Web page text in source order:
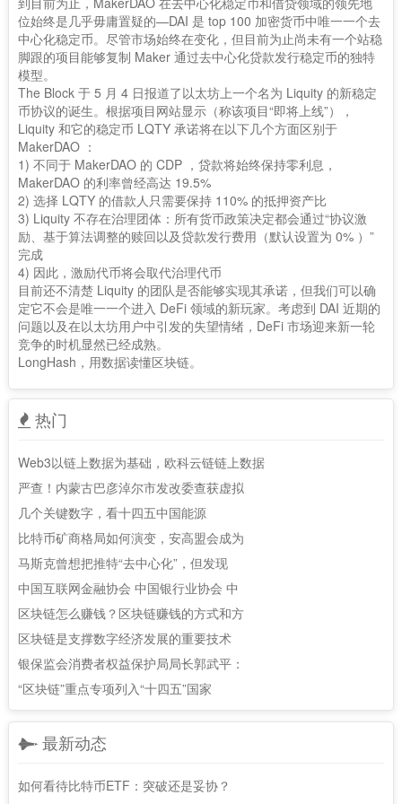
位始终是几乎毋庸置疑的—DAI 是 top 100 加密货币中唯一一个去
中心化稳定币。尽管市场始终在变化，但目前为止尚未有一个站稳
脚跟的项目能够复制 Maker 通过去中心化贷款发行稳定币的独特
模型。
The Block 于 5 月 4 日报道了以太坊上一个名为 Liquity 的新稳定
币协议的诞生。根据项目网站显示（称该项目“即将上线”），
Liquity 和它的稳定币 LQTY 承诺将在以下几个方面区别于
MakerDAO ：
1) 不同于 MakerDAO 的 CDP ，贷款将始终保持零利息，
MakerDAO 的利率曾经高达 19.5%
2) 选择 LQTY 的借款人只需要保持 110% 的抵押资产比
3) Liquity 不存在治理团体：所有货币政策决定都会通过“协议激
励、基于算法调整的赎回以及贷款发行费用（默认设置为 0% ）”
完成
4) 因此，激励代币将会取代治理代币
目前还不清楚 Liquity 的团队是否能够实现其承诺，但我们可以确
定它不会是唯一一个进入 DeFi 领域的新玩家。考虑到 DAI 近期的
问题以及在以太坊用户中引发的失望情绪，DeFi 市场迎来新一轮
竞争的时机显然已经成熟。
LongHash，用数据读懂区块链。
热门
Web3以链上数据为基础，欧科云链链上数据
严查！内蒙古巴彦淖尔市发改委查获虚拟
几个关键数字，看十四五中国能源
比特币矿商格局如何演变，安高盟会成为
马斯克曾想把推特“去中心化”，但发现
中国互联网金融协会 中国银行业协会 中
区块链怎么赚钱？区块链赚钱的方式和方
区块链是支撑数字经济发展的重要技术
银保监会消费者权益保护局局长郭武平：
“区块链”重点专项列入“十四五”国家
最新动态
如何看待比特币ETF：突破还是妥协？